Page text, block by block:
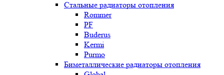
Стальные радиаторы отопления
Rommer
PF
Buderus
Kermi
Purmo
Биметаллические радиаторы отопления